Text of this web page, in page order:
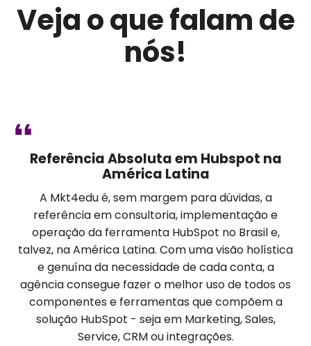
Veja o que falam de
nós!
Referência Absoluta em Hubspot na
América Latina
A Mkt4edu é, sem margem para dúvidas, a
referência em consultoria, implementação e
operação da ferramenta HubSpot no Brasil e,
talvez, na América Latina. Com uma visão holística
e genuína da necessidade de cada conta, a
agência consegue fazer o melhor uso de todos os
componentes e ferramentas que compõem a
solução HubSpot - seja em Marketing, Sales,
Service, CRM ou integrações.